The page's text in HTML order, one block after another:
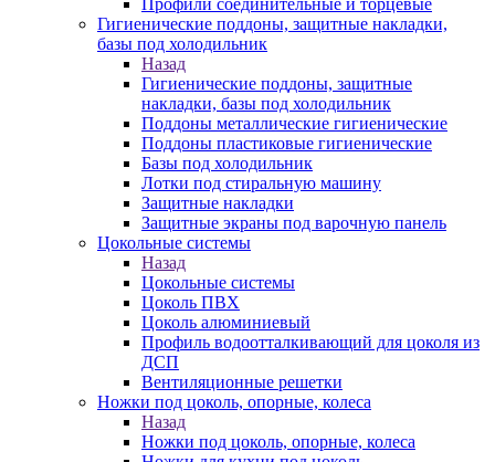
Профили соединительные и торцевые
Гигиенические поддоны, защитные накладки,
базы под холодильник
Назад
Гигиенические поддоны, защитные
накладки, базы под холодильник
Поддоны металлические гигиенические
Поддоны пластиковые гигиенические
Базы под холодильник
Лотки под стиральную машину
Защитные накладки
Защитные экраны под варочную панель
Цокольные системы
Назад
Цокольные системы
Цоколь ПВХ
Цоколь алюминиевый
Профиль водоотталкивающий для цоколя из
ДСП
Вентиляционные решетки
Ножки под цоколь, опорные, колеса
Назад
Ножки под цоколь, опорные, колеса